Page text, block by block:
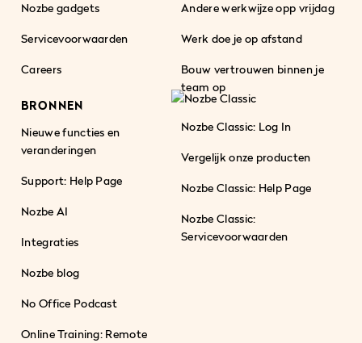
Nozbe gadgets
Servicevoorwaarden
Careers
Andere werkwijze opp vrijdag
Werk doe je op afstand
Bouw vertrouwen binnen je
team op
BRONNEN
Nieuwe functies en
veranderingen
Support: Help Page
Nozbe AI
Integraties
Nozbe blog
No Office Podcast
Online Training: Remote
Nozbe Classic: Log In
Vergelijk onze producten
Nozbe Classic: Help Page
Nozbe Classic:
Servicevoorwaarden